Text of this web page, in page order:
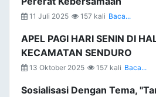
11 Juli 2025 157 kali Baca...
APEL PAGI HARI SENIN DI
KECAMATAN SENDURO
13 Oktober 2025 157 kali Baca...
Sosialisasi Dengan Tema,